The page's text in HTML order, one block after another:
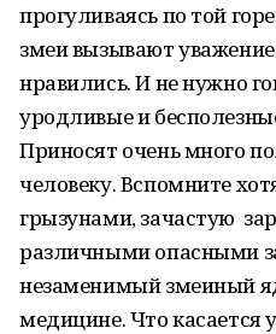
прогуливаясь по той
змеи вызывают
нравились. И не нужно
уродливые и
Приносят очень много
человеку. Вспомните
грызунами, зачастую
различными опасными
незаменимый змеиный
медицине. Что касается